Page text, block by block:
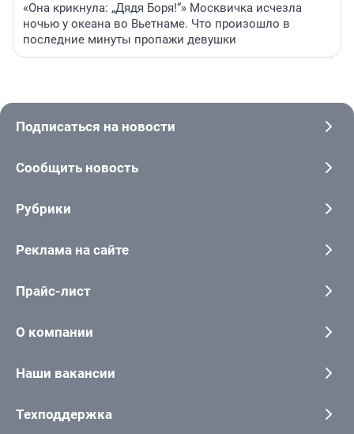
«Она крикнула: „Дядя Боря!“» Москвичка исчезла
ночью у океана во Вьетнаме. Что произошло в
последние минуты пропажи девушки
Подписаться на новости
Сообщить новость
Рубрики
Реклама на сайте
Прайс-лист
О компании
Наши вакансии
Техподдержка